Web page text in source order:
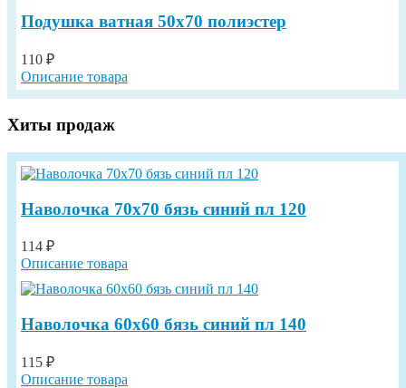
Подушка ватная 50х70 полиэстер
110 ₽
Описание товара
Хиты продаж
Наволочка 70х70 бязь синий пл 120
114 ₽
Описание товара
Наволочка 60х60 бязь синий пл 140
115 ₽
Описание товара